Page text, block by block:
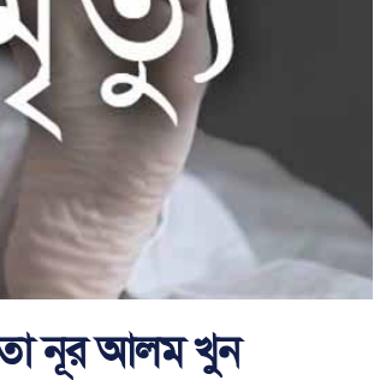
নূর আলম খুন